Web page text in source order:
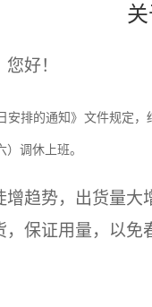
好！
安排的通知》文件规定
调休上班。
趋势，出货量
保证用量，以免